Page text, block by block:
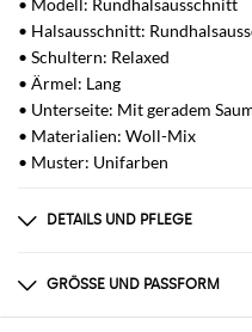
• Modell: Rundhalsausschnitt
• Halsausschnitt:
• Schultern: Relaxed
• Ärmel: Lang
• Unterseite: Mit geradem
• Materialien: Woll-Mix
• Muster: Unifarben
DETAILS UND PFLEGE
AF GRÖSSE UND PASSFORM
Größen